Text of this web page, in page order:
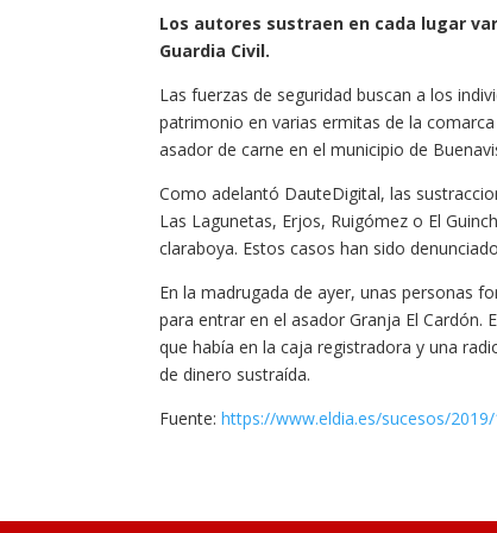
Los autores sustraen en cada lugar
Guardia Civil.
Las fuerzas de seguridad buscan a los
patrimonio en varias ermitas de la
asador de carne en el municipio de
Como adelantó DauteDigital, las
Las Lagunetas, Erjos, Ruigómez o El
claraboya. Estos casos han sido
En la madrugada de ayer, unas personas
para entrar en el asador Granja El
que había en la caja registradora y una
de dinero sustraída.
Fuente:https://www.eldia.es/sucesos/